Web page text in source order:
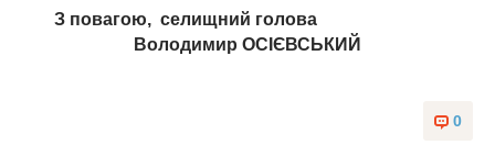
З повагою, селищний голова
Володимир ОСІЄВСЬКИЙ
0